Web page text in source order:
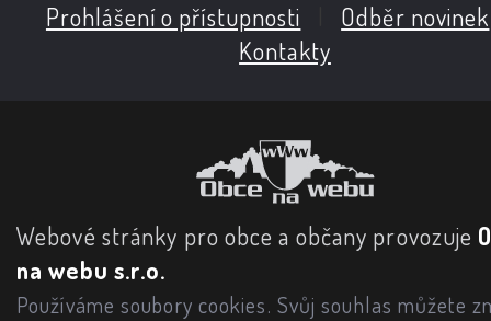
Prohlášení o přístupnosti Odběr novinek
Kontakty
Webové stránky pro obce a občany provozuje
na webu s.r.o.
Používáme soubory cookies. Svůj souhlas můžete